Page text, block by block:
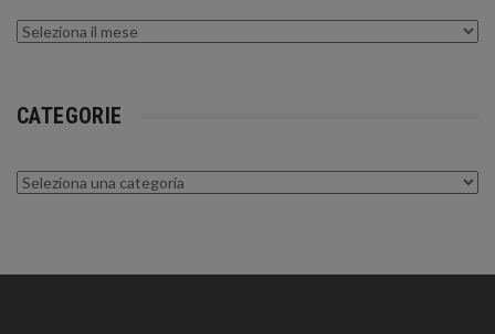
Archivi
CATEGORIE
Categorie